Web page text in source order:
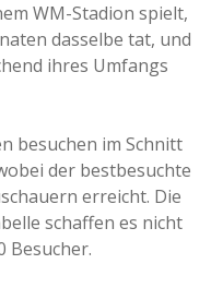
WM-Stadion spielt,
dasselbe tat, und
ihres Umfangs
besuchen im Schnitt
der bestbesuchte
erreicht. Die
schaffen es nicht
Besucher.